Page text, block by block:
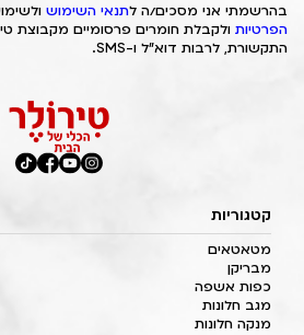
בהרשמתי אני מסכים/ה לתנאי השימוש
הפרטיות ולקבלת חומרים פרסומיים מקבוצת
התקשורת, לרבות דוא"ל ו-SMS.
קטגוריות
מטאטאים
מבריקן
כפות אשפה
מגב חלונות
מנקה חלונות